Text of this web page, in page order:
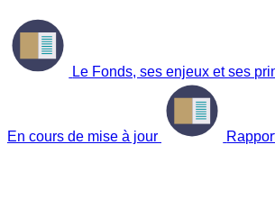
Le Fonds, ses enjeux et ses
En cours de mise à jour